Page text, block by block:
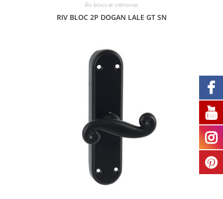
Riv blocs et crémones
RIV BLOC 2P DOGAN LALE GT SN